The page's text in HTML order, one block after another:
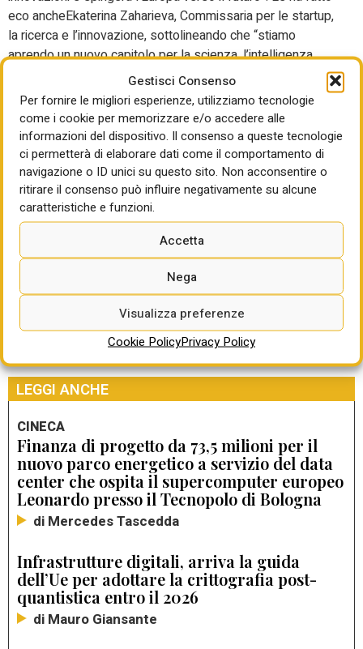
Gestisci Consenso
Per fornire le migliori esperienze, utilizziamo tecnologie
come i cookie per memorizzare e/o accedere alle
informazioni del dispositivo. Il consenso a queste tecnologie
ci permetterà di elaborare dati come il comportamento di
navigazione o ID unici su questo sito. Non acconsentire o
ritirare il consenso può influire negativamente su alcune
caratteristiche e funzioni.
Accetta
Nega
Visualizza preferenze
Cookie PolicyPrivacy Policy
eco ancheEkaterina Zaharieva, Commissaria per le startup,
la ricerca e l’innovazione, sottolineando che “stiamo
aprendo un nuovo capitolo per la scienza, l’intelligenza
artificiale e l’innovazione”. La speranza, e la lezione dal
recente passato, è che l’Ue non si perda nei grovigli
burocratici e regolamentari. Anche la transizione digitale,
come quella verde, non può aspettare.
LEGGI ANCHE
CINECA
Finanza di progetto da 73,5 milioni per il
nuovo parco energetico a servizio del data
center che ospita il supercomputer europeo
Leonardo presso il Tecnopolo di Bologna
di Mercedes Tascedda
Infrastrutture digitali, arriva la guida
dell’Ue per adottare la crittografia post-
quantistica entro il 2026
di Mauro Giansante